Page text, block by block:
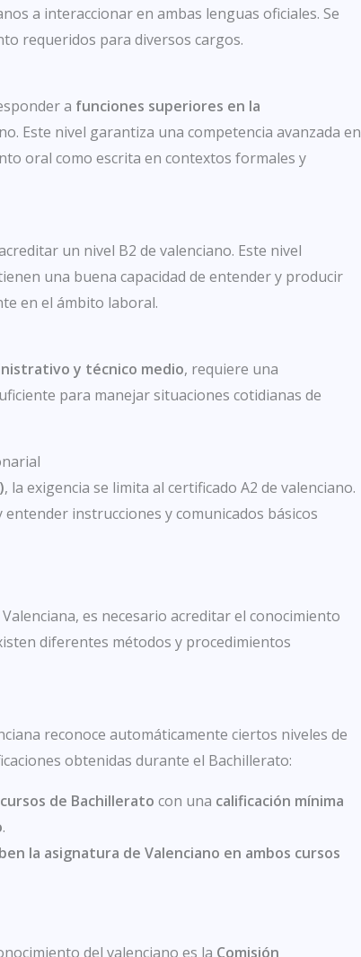
a interaccionar en ambas lenguas oficiales. Se
requeridos para diversos cargos.
a funciones superiores en la
Este nivel garantiza una competencia avanzada en
oral como escrita en contextos formales y
un nivel B2 de valenciano. Este nivel
una buena capacidad de entender y producir
en el ámbito laboral.
y técnico medio, requiere una
para manejar situaciones cotidianas de
, la exigencia se limita al certificado A2 de valenciano.
instrucciones y comunicados básicos
es necesario acreditar el conocimiento
diferentes métodos y procedimientos
reconoce automáticamente ciertos niveles de
obtenidas durante el Bachillerato:
cursos de Bachillerato con una calificación mínima
.
la asignatura de Valenciano en ambos cursos
del valenciano es la Comisión